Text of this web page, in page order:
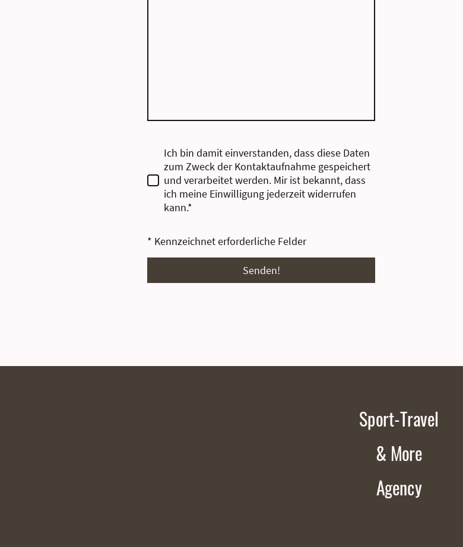
Ich bin damit einverstanden, dass diese Daten
zum Zweck der Kontaktaufnahme gespeichert
und verarbeitet werden. Mir ist bekannt, dass
ich meine Einwilligung jederzeit widerrufen
kann.*
* Kennzeichnet erforderliche Felder
Senden!
Sport-Travel
& More
Agency